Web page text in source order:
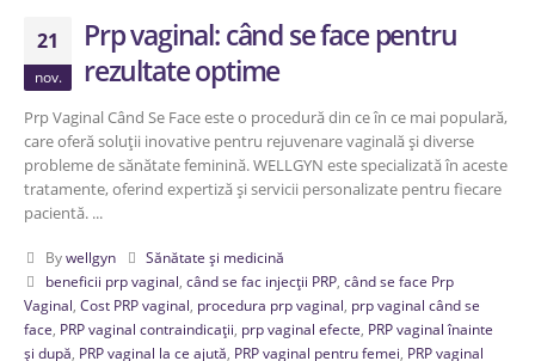
21
nov.
Prp vaginal: când se face pentru
rezultate optime
Prp Vaginal Când Se Face este o procedură din ce în ce mai populară,
care oferă soluții inovative pentru rejuvenare vaginală și diverse
probleme de sănătate feminină. WELLGYN este specializată în aceste
tratamente, oferind expertiză și servicii personalizate pentru fiecare
pacientă. ...
Bywellgyn
Sănătate și medicină
beneficii prp vaginal când se fac injecții PRP, când se face Prp
Vaginal Cost PRP vaginal procedura prp vaginal prp vaginal când se
face PRP vaginal contraindicații prp vaginal efecte PRP vaginal înainte
și după PRP vaginal la ce ajută PRP vaginal pentru femei PRP vaginal